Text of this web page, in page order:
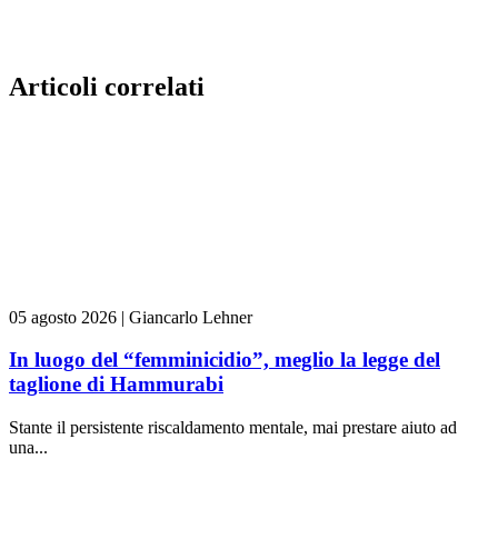
Articoli correlati
05 agosto 2026 | Giancarlo Lehner
In luogo del “femminicidio”, meglio la legge del
taglione di Hammurabi
Stante il persistente riscaldamento mentale, mai prestare aiuto ad
una...